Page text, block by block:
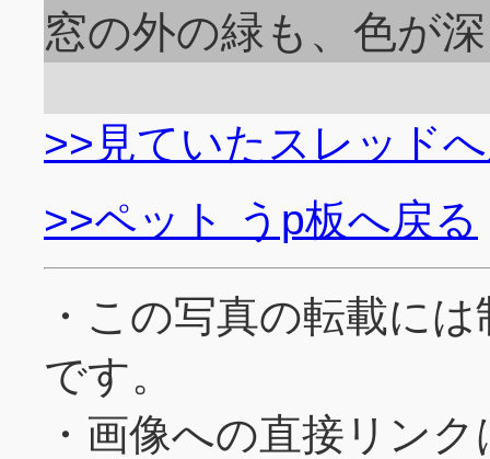
窓の外の緑も、色が
>>見ていたスレッド
>>ペット うp板へ戻る
・この写真の転載に
です。
・画像への直接リン